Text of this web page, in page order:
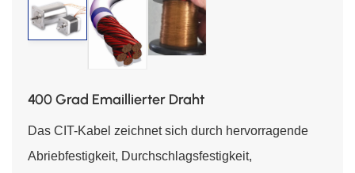
400 Grad Emaillierter Draht
Das CIT-Kabel zeichnet sich durch hervorragende
Abriebfestigkeit, Durchschlagsfestigkeit,